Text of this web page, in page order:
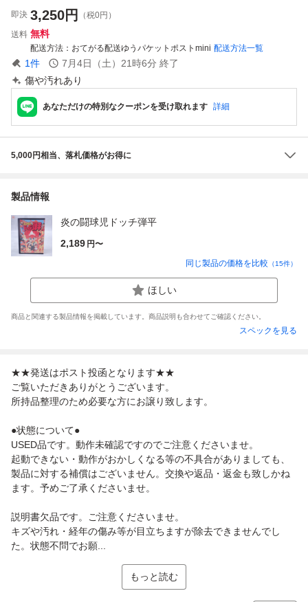
即決 3,250円
（税0円）
送料 無料
配送方法 おてがる配送ゆうパケットポストmini 配送方法一覧
1件 7月4日（土）21時6分 終了
傷や汚れあり
あなただけの特別なクーポンを受け取れます 詳細
5,000円相当、落札価格がお得に
製品情報
炎の闘球児ドッチ弾平
2,189 円〜
同じ製品の価格を比較 （15件）
ほしい
商品と関連する製品情報を掲載しています。商品説明も合わせてご確認ください。
スペックを見る
★★発送はポスト投函となります★★
ご覧いただきありがとうございます。
所持品整理のため必要な方にお譲り致します。
●状態について●
USED品です。動作未確認ですのでご注意くださいませ。
起動できない・動作がおかしくなる等の不具合がありましても、
製品に対する補償はございません。交換や返品・返金も致しかね
ます。予めご了承くださいませ。
説明書欠品です。ご注意くださいませ。
キズや汚れ・経年の傷み等が目立ちますが除去できませんでし
た。状態不問でお願...
もっと読む